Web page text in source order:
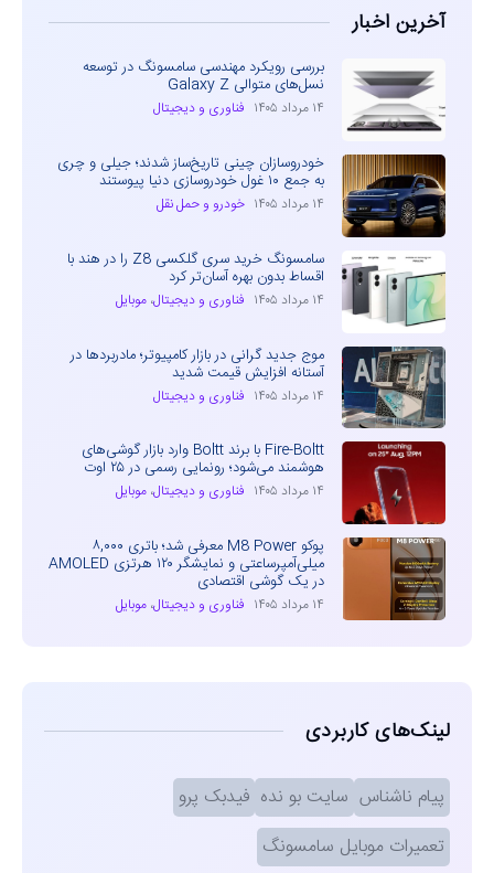
آخرین اخبار
بررسی رویکرد مهندسی سامسونگ در توسعه
نسل‌های متوالی Galaxy Z
۱۴ مرداد ۱۴۰۵ فناوری و دیجیتال
خودروسازان چینی تاریخ‌ساز شدند؛ جیلی و چری
به جمع ۱۰ غول خودروسازی دنیا پیوستند
۱۴ مرداد ۱۴۰۵ خودرو و حمل نقل
سامسونگ خرید سری گلکسی Z8 را در هند با
اقساط بدون بهره آسان‌تر کرد
۱۴ مرداد ۱۴۰۵ فناوری و دیجیتال، موبایل
موج جدید گرانی در بازار کامپیوتر؛ مادربردها در
آستانه افزایش قیمت شدید
۱۴ مرداد ۱۴۰۵ فناوری و دیجیتال
Fire-Boltt با برند Boltt وارد بازار گوشی‌های
هوشمند می‌شود؛ رونمایی رسمی در ۲۵ اوت
۱۴ مرداد ۱۴۰۵ فناوری و دیجیتال، موبایل
پوکو M8 Power معرفی شد؛ باتری ۸,۰۰۰
میلی‌آمپرساعتی و نمایشگر ۱۲۰ هرتزی AMOLED
در یک گوشی اقتصادی
۱۴ مرداد ۱۴۰۵ فناوری و دیجیتال، موبایل
لینک‌های کاربردی
پیام ناشناس سایت بو نده فیدبک پرو
تعمیرات موبایل سامسونگ